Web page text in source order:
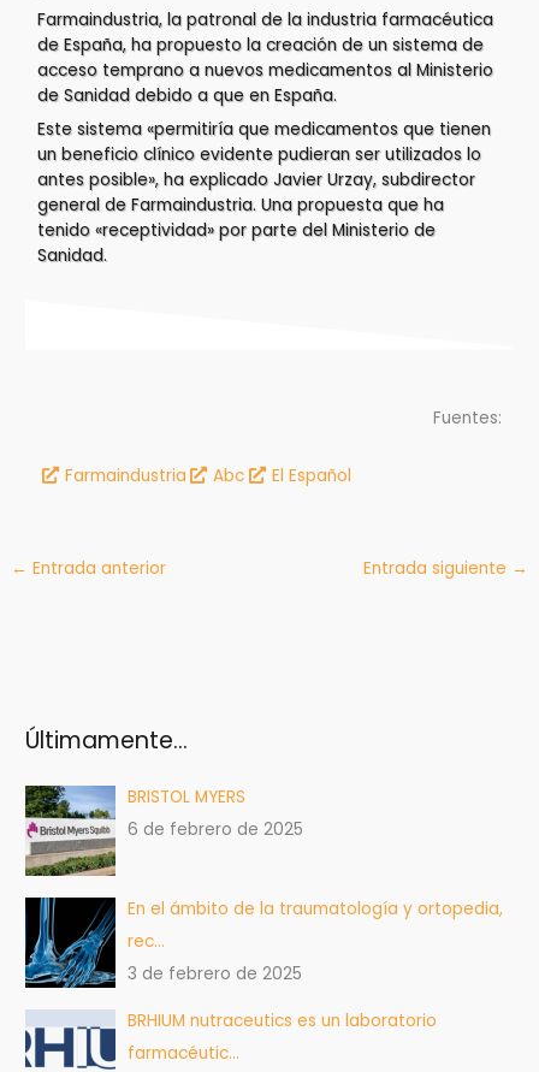
Farmaindustria, la patronal de la industria farmacéutica
de España, ha propuesto la creación de un sistema de
acceso temprano a nuevos medicamentos al Ministerio
de Sanidad debido a que en España.
Este sistema «permitiría que medicamentos que tienen
un beneficio clínico evidente pudieran ser utilizados lo
antes posible», ha explicado Javier Urzay, subdirector
general de Farmaindustria. Una propuesta que ha
tenido «receptividad» por parte del Ministerio de
Sanidad.
Fuentes:
Farmaindustria Abc El Español
← Entrada anterior Entrada siguiente →
Últimamente…
BRISTOL MYERS
6 de febrero de 2025
En el ámbito de la traumatología y ortopedia,
rec…
3 de febrero de 2025
BRHIUM nutraceutics es un laboratorio
farmacéutic…